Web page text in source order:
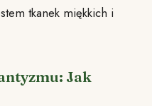
tkanek miękkich i
Jak